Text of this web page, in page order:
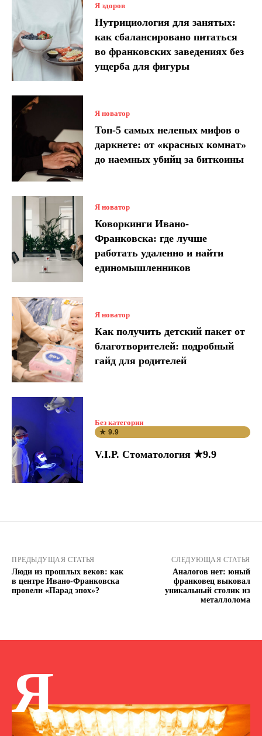
Я здоров
Нутрициология для занятых:
как сбалансировано питаться
во франковских заведениях без
ущерба для фигуры
Я новатор
Топ-5 самых нелепых мифов о
даркнете: от «красных комнат»
до наемных убийц за биткоины
Я новатор
Коворкинги Ивано-
Франковска: где лучше
работать удаленно и найти
единомышленников
Я новатор
Как получить детский пакет от
благотворителей: подробный
гайд для родителей
Без категории
★ 9.9
V.I.P. Стоматология ★9.9
ПРЕДЫДУЩАЯ СТАТЬЯ
Люди из прошлых веков: как
в центре Ивано-Франковска
провели «Парад эпох»?
СЛЕДУЮЩАЯ СТАТЬЯ
Аналогов нет: юный
франковец выковал
уникальный столик из
металлолома
Я